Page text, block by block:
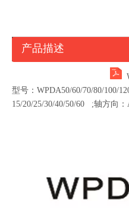
产品描述
型号：WPDA50/60/70/80/100/
15/20/25/30/40/50/60 ;轴方向